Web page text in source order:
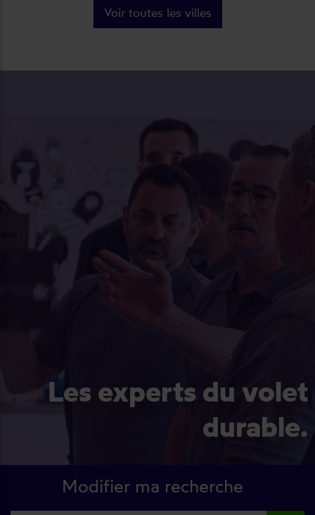
Voir toutes les villes
Les experts du volet
durable.
Modifier ma recherche